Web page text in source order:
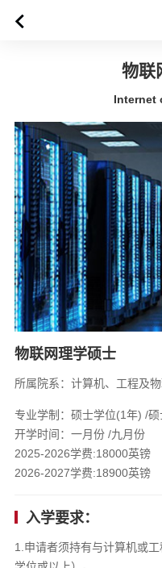
物联
Internet
物联网理学硕士
所属院系：计算机、工程及
专业学制：硕士学位(1年) /
开学时间：一月份 /九月份
2025-2026学费:18000英镑
2026-2027学费:18900英镑
入学要求：
1.申请者须持有与计算机或